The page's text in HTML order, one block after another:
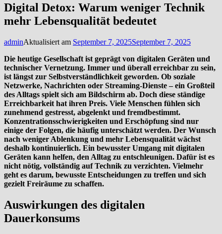
Digital Detox: Warum weniger Technik
mehr Lebensqualität bedeutet
adminAktualisiert am September 7, 2025September 7, 2025
Die heutige Gesellschaft ist geprägt von digitalen Geräten und
technischer Vernetzung. Immer und überall erreichbar zu sein,
ist längst zur Selbstverständlichkeit geworden. Ob soziale
Netzwerke, Nachrichten oder Streaming-Dienste – ein Großteil
des Alltags spielt sich am Bildschirm ab. Doch diese ständige
Erreichbarkeit hat ihren Preis. Viele Menschen fühlen sich
zunehmend gestresst, abgelenkt und fremdbestimmt.
Konzentrationsschwierigkeiten und Erschöpfung sind nur
einige der Folgen, die häufig unterschätzt werden. Der Wunsch
nach weniger Ablenkung und mehr Lebensqualität wächst
deshalb kontinuierlich. Ein bewusster Umgang mit digitalen
Geräten kann helfen, den Alltag zu entschleunigen. Dafür ist es
nicht nötig, vollständig auf Technik zu verzichten. Vielmehr
geht es darum, bewusste Entscheidungen zu treffen und sich
gezielt Freiräume zu schaffen.
Auswirkungen des digitalen
Dauerkonsums